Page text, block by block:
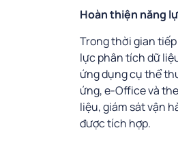
Hoàn thiện năng
Trong thời gian
lực phân tích dữ
ứng dụng cụ thể
ứng, e-Office và
liệu, giám sát vận
được tích hợp.